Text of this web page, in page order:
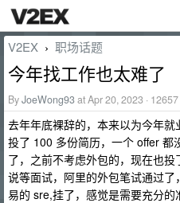
V2EX › 职场话题
今年找工作也太难了
ByJoeWong93at Apr 20, 2023 ·
去年年底裸辞的，本来以为今年
投了 100 多份简历，一个 offer 都
了，之前不考虑外包的，现在也
说等面试，阿里的外包笔试通过
易的 sre,挂了，感觉是需要充分